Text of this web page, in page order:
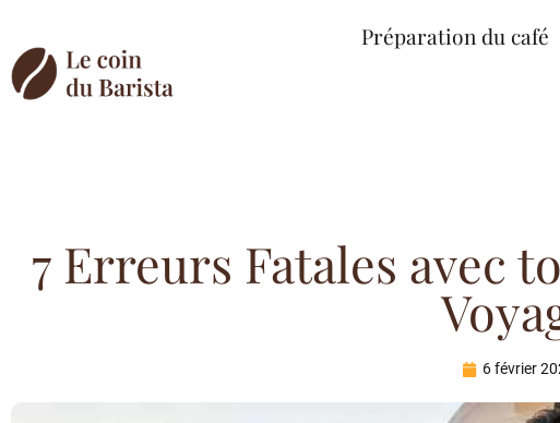
Préparation du café
7 Erreurs Fatales avec
6 février